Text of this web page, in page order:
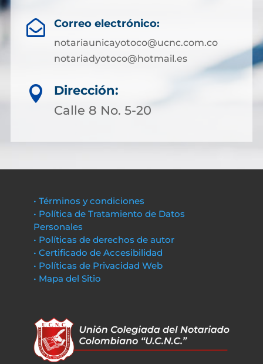
 Correo electrónico:
notariaunicayotoco@ucnc.com.co
notariadyotoco@hotmail.es

Dirección:
Calle 8 No. 5-20
• Términos y condiciones
• Política de Tratamiento de Datos
Personales
• Políticas de derechos de autor
• Certificado de Accesibilidad
• Políticas de Privacidad Web
• Mapa del Sitio